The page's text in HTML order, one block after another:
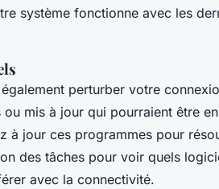
système fonctionne avec les
perturber votre
ou mis à jour qui pourraient être
à jour ces programmes pour
des tâches pour voir quels
avec la connectivité.